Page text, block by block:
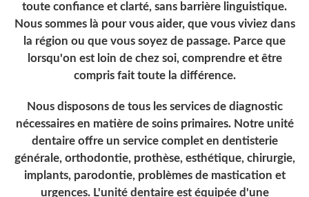
toute confiance et clarté, sans barrière linguistique.
Nous sommes là pour vous aider, que vous viviez dans
la région ou que vous soyez de passage. Parce que
lorsqu'on est loin de chez soi, comprendre et être
compris fait toute la différence.
Nous disposons de tous les services de diagnostic
nécessaires en matière de soins primaires. Notre unité
dentaire offre un service complet en dentisterie
générale, orthodontie, prothèse, esthétique, chirurgie,
implants, parodontie, problèmes de mastication et
urgences. L'unité dentaire est équipée d'une